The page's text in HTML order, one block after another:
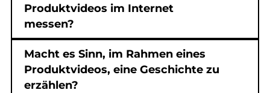
Produktvideos im Internet
messen?
Macht es Sinn, im Rahmen eines
Produktvideos, eine Geschichte zu
erzählen?